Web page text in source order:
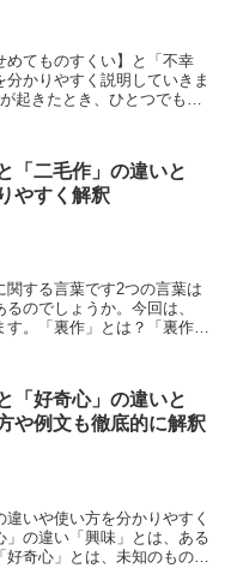
めてものすくい】と「不幸
かりやすく説明していきま
起きたとき、ひとつでも救
「二毛作」の違いと
やすく解釈
関する言葉です2つの言葉は
のでしょうか。今回は、
す。「裏作」とは？「裏作」
「好奇心」の違いと
や例文も徹底的に解釈
いや使い方を分かりやすく
の違い「興味」とは、ある
奇心」とは、未知のものや